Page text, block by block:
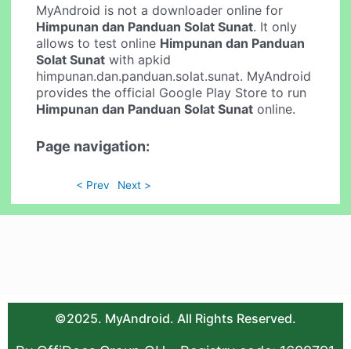
MyAndroid is not a downloader online for
Himpunan dan Panduan Solat Sunat. It only
allows to test online Himpunan dan Panduan
Solat Sunat with apkid
himpunan.dan.panduan.solat.sunat. MyAndroid
provides the official Google Play Store to run
Himpunan dan Panduan Solat Sunat online.
Page navigation:
< Prev Next >
©2025. MyAndroid. All Rights Reserved.